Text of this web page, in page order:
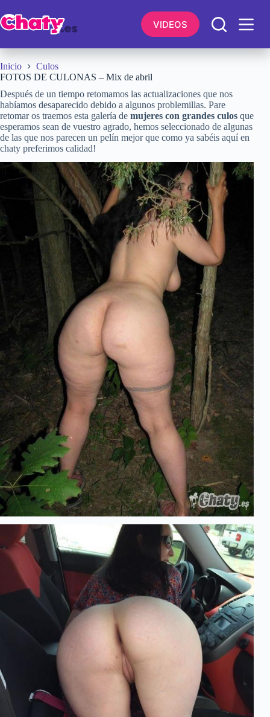
al
contenido
VIDEOS
Inicio
Culos
FOTOS DE CULONAS – Mix de abril
Después de un tiempo retomamos las actualizaciones que nos
habíamos desaparecido debido a algunos problemillas. Pare
retomar os traemos esta galería de mujeres con grandes culos que
esperamos sean de vuestro agrado, hemos seleccionado de algunas
de las que nos parecen un pelín mejor que como ya sabéis aquí en
chaty preferimos calidad!